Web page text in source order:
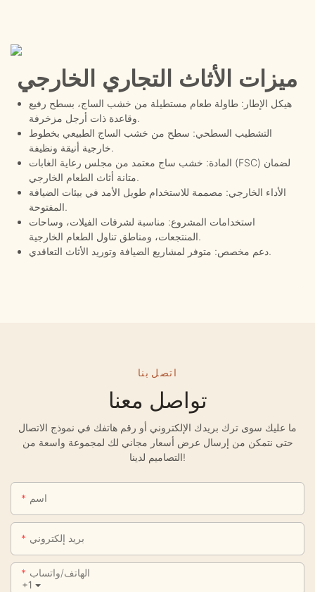
ميزات الأثاث التجاري الخارجي
هيكل الإطار: طاولة طعام مستطيلة من خشب الساج، بسطح رفيع
وقاعدة ذات أرجل مزخرفة.
التشطيب السطحي: سطح من خشب الساج الطبيعي بخطوط
خارجية أنيقة ونظيفة.
المادة: خشب ساج معتمد من مجلس رعاية الغابات (FSC) لضمان
متانة أثاث الطعام الخارجي.
الأداء الخارجي: مصممة للاستخدام طويل الأمد في بيئات الضيافة
المفتوحة.
استخدامات المشروع: مناسبة لشرفات الفيلات، وساحات
المنتجعات، ومناطق تناول الطعام الخارجية.
دعم مخصص: متوفر لمشاريع الضيافة وتوريد الأثاث التعاقدي.
اتصل بنا
تواصل معنا
ما عليك سوى ترك بريدك الإلكتروني أو رقم هاتفك في نموذج الاتصال
حتى نتمكن من إرسال عرض أسعار مجاني لك لمجموعة واسعة من
التصاميم لدينا!
اسم
بريد إلكتروني
+1
الهاتف/واتساب